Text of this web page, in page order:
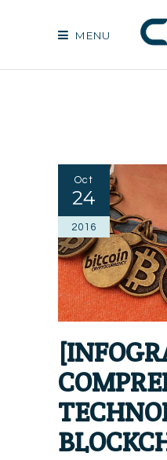
MENU
Oct
24
2016